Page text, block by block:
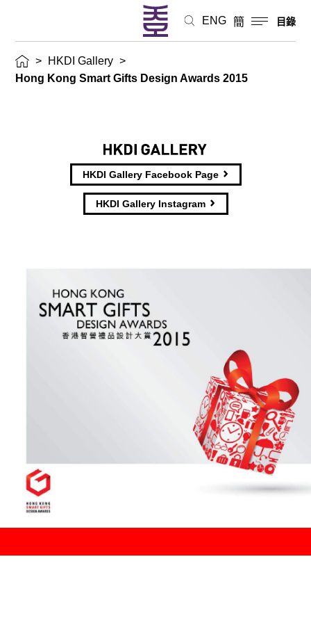
ENG 簡 目錄
> HKDI Gallery >
Hong Kong Smart Gifts Design Awards 2015
HKDI Gallery Facebook Page
HKDI Gallery Instagram